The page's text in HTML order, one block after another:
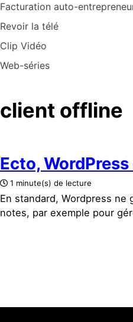
Facturation auto-
Revoir la télé
Clip Vidéo
Web-séries
client offline
Ecto,
1 minute(s) de lecture
En standard, Wordpress
notes, par exemple pour